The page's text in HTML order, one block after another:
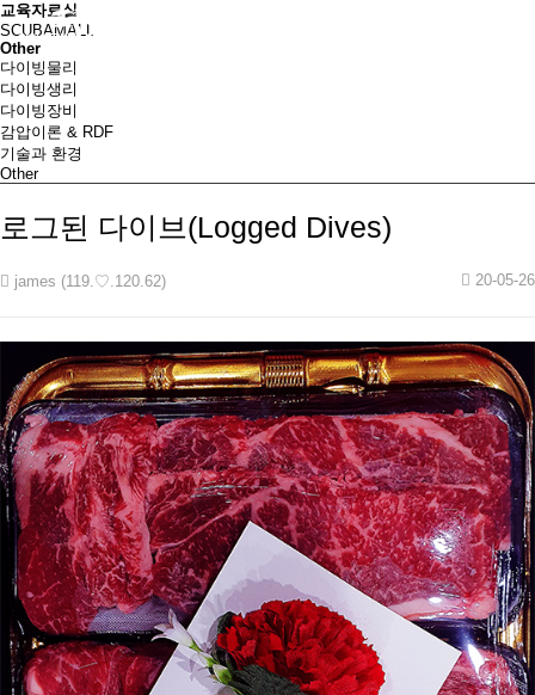
교육자료실
SCUBAMALL
Other
다이빙물리
다이빙생리
다이빙장비
감압이론 & RDF
기술과 환경
Other
로그된 다이브(Logged Dives)
james (119.♡.120.62) 20-05-26